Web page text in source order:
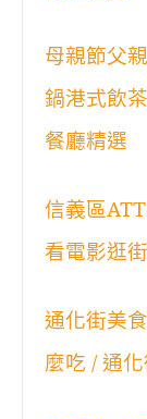
母親節父
鍋港式飲
餐廳精選
信義區
看電影逛
通化街美
麼吃 / 通